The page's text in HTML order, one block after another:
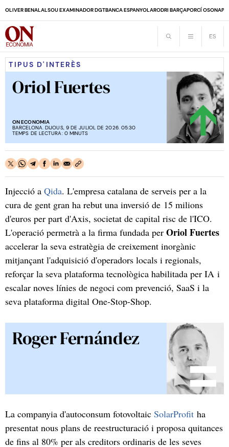
OLIVER BENALALSOU EXAMINADOR DGTBANCA ESPANYOLARODRI BARÇAPORCÍ OSONA
TIPUS D'INTERÈS
Oriol Fuertes
ON ECONOMIA
BARCELONA. DIJOUS, 9 DE JULIOL DE 2026. 05:30
TEMPS DE LECTURA: 0 MINUTS
Injecció a Qida. L'empresa catalana de serveis per a la
cura de gent gran ha rebut una inversió de 15 milions
d'euros per part d'Axis, societat de capital risc de l'ICO.
L'operació permetrà a la firma fundada per Oriol Fuertes
accelerar la seva estratègia de creixement inorgànic
mitjançant l'adquisició d'operadors locals i regionals,
reforçar la seva plataforma tecnològica habilitada per IA i
escalar noves línies de negoci com prevenció, SaaS i la
seva plataforma digital One-Stop-Shop.
Roger Fernández
La companyia d'autoconsum fotovoltaic SolarProfit ha
presentat nous plans de reestructuració i proposa quitances
de fins al 80% per als creditors ordinaris de les seves